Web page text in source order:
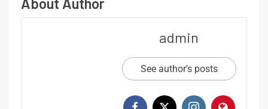
admin
See author's posts